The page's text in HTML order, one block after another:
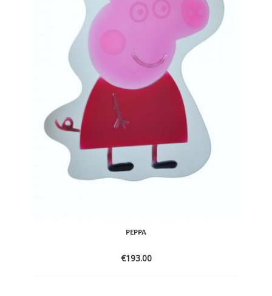
PEPPA
€193.00